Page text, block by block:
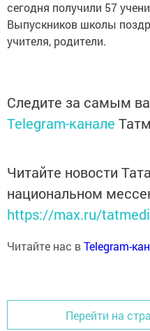
сегодня получили 57
Выпускников школы
учителя, родители.
Следите за самым
Telegram-канале
Читайте новости
национальном
https://max.ru/
Читайте нас вTelegram-
Перейти на